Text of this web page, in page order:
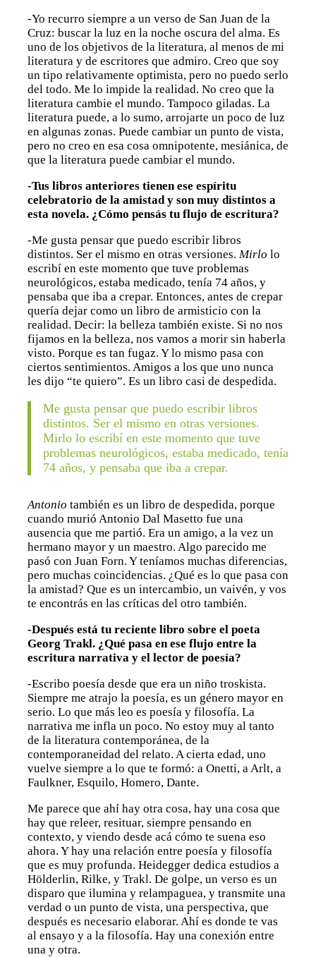
-Yo recurro siempre a un verso de San Juan de la
Cruz: buscar la luz en la noche oscura del alma. Es
uno de los objetivos de la literatura, al menos de mi
literatura y de escritores que admiro. Creo que soy
un tipo relativamente optimista, pero no puedo serlo
del todo. Me lo impide la realidad. No creo que la
literatura cambie el mundo. Tampoco giladas. La
literatura puede, a lo sumo, arrojarte un poco de luz
en algunas zonas. Puede cambiar un punto de vista,
pero no creo en esa cosa omnipotente, mesiánica, de
que la literatura puede cambiar el mundo.
-Tus libros anteriores tienen ese espíritu
celebratorio de la amistad y son muy distintos a
esta novela. ¿Cómo pensás tu flujo de escritura?
-Me gusta pensar que puedo escribir libros
distintos. Ser el mismo en otras versiones. Mirlo lo
escribí en este momento que tuve problemas
neurológicos, estaba medicado, tenía 74 años, y
pensaba que iba a crepar. Entonces, antes de crepar
quería dejar como un libro de armisticio con la
realidad. Decir: la belleza también existe. Si no nos
fijamos en la belleza, nos vamos a morir sin haberla
visto. Porque es tan fugaz. Y lo mismo pasa con
ciertos sentimientos. Amigos a los que uno nunca
les dijo “te quiero”. Es un libro casi de despedida.
Me gusta pensar que puedo escribir libros
distintos. Ser el mismo en otras versiones.
Mirlo lo escribí en este momento que tuve
problemas neurológicos, estaba medicado, tenía
74 años, y pensaba que iba a crepar.
Antonio también es un libro de despedida, porque
cuando murió Antonio Dal Masetto fue una
ausencia que me partió. Era un amigo, a la vez un
hermano mayor y un maestro. Algo parecido me
pasó con Juan Forn. Y teníamos muchas diferencias,
pero muchas coincidencias. ¿Qué es lo que pasa con
la amistad? Que es un intercambio, un vaivén, y vos
te encontrás en las críticas del otro también.
-Después está tu reciente libro sobre el poeta
Georg Trakl. ¿Qué pasa en ese flujo entre la
escritura narrativa y el lector de poesía?
-Escribo poesía desde que era un niño troskista.
Siempre me atrajo la poesía, es un género mayor en
serio. Lo que más leo es poesía y filosofía. La
narrativa me infla un poco. No estoy muy al tanto
de la literatura contemporánea, de la
contemporaneidad del relato. A cierta edad, uno
vuelve siempre a lo que te formó: a Onetti, a Arlt, a
Faulkner, Esquilo, Homero, Dante.
Me parece que ahí hay otra cosa, hay una cosa que
hay que releer, resituar, siempre pensando en
contexto, y viendo desde acá cómo te suena eso
ahora. Y hay una relación entre poesía y filosofía
que es muy profunda. Heidegger dedica estudios a
Hölderlin, Rilke, y Trakl. De golpe, un verso es un
disparo que ilumina y relampaguea, y transmite una
verdad o un punto de vista, una perspectiva, que
después es necesario elaborar. Ahí es donde te vas
al ensayo y a la filosofía. Hay una conexión entre
una y otra.